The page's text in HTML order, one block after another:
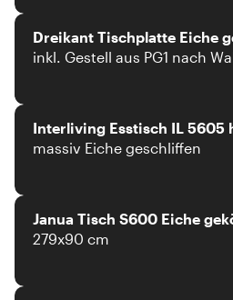
Dreikant Tischplatte Eiche
inkl. Gestell aus PG1 nach
Interliving Esstisch IL 5605
massiv Eiche geschliffen
Janua Tisch S600 Eiche
279x90 cm